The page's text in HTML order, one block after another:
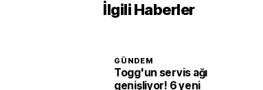
İlgili Haberler
GÜNDEM
Togg'un servis ağı
genişliyor! 6 yeni